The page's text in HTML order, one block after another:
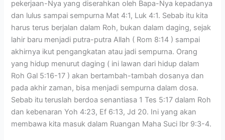
pekerjaan-Nya yang diserahkan oleh Bapa-Nya kepadanya
dan lulus sampai sempurna Mat 4:1, Luk 4:1. Sebab itu kita
harus terus berjalan dalam Roh, bukan dalam daging, sejak
lahir baru menjadi putra-putra Allah ( Rom 8:14 ) sampai
akhirnya ikut pengangkatan atau jadi sempurna. Orang
yang hidup menurut daging ( ini lawan dari hidup dalam
Roh Gal 5:16-17 ) akan bertambah-tambah dosanya dan
pada akhir zaman, bisa menjadi sempurna dalam dosa.
Sebab itu teruslah berdoa senantiasa 1 Tes 5:17 dalam Roh
dan kebenaran Yoh 4:23, Ef 6:13, Jd 20. Ini yang akan
membawa kita masuk dalam Ruangan Maha Suci Ibr 9:3-4.